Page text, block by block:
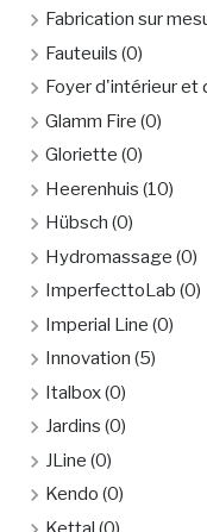
Fabrication sur
Fauteuils (0)
Foyer d'intérieur et
Glamm Fire (0)
Gloriette (0)
Heerenhuis (10)
Hübsch (0)
Hydromassage (0)
ImperfecttoLab (0)
Imperial Line (0)
Innovation (5)
Italbox(0)
Jardins (0)
JLine (0)
Kendo (0)